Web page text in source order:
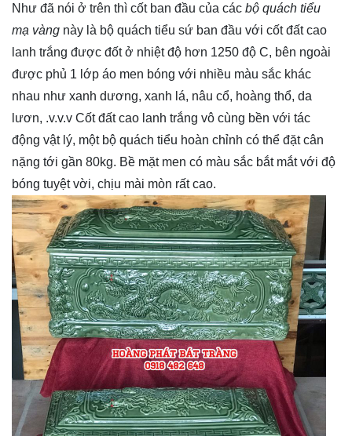
Như đã nói ở trên thì cốt ban đầu của các bộ quách tiểu
mạ vàng này là bộ quách tiểu sứ ban đầu với cốt đất cao
lanh trắng được đốt ở nhiệt độ hơn 1250 độ C, bên ngoài
được phủ 1 lớp áo men bóng với nhiều màu sắc khác
nhau như xanh dương, xanh lá, nâu cổ, hoàng thổ, da
lươn, .v.v.v Cốt đất cao lanh trắng vô cùng bền với tác
động vật lý, một bộ quách tiểu hoàn chỉnh có thể đặt cân
nặng tới gần 80kg. Bề mặt men có màu sắc bắt mắt với độ
bóng tuyệt vời, chịu mài mòn rất cao.